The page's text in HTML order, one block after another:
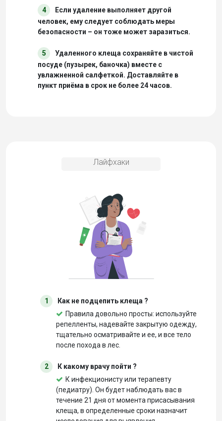
4
Если удаление выполняет другой
человек, ему следует соблюдать меры
безопасности – он тоже может заразиться.
5
Удаленного клеща сохраняйте в чистой
посуде (пузырек, баночка) вместе с
увлажненной салфеткой. Доставляйте в
пункт приёма в срок не более 24 часов.
1
Как не подцепить клеща ?
Правила довольно просты: используйте
репелленты, надевайте закрытую одежду,
тщательно осматривайте и ее, и все тело
после похода в лес.
2
К какому врачу пойти ?
К инфекционисту или терапевту
(педиатру). Он будет наблюдать вас в
течение 21 дня от момента присасывания
клеща, в определенные сроки назначит
Лайфхаки